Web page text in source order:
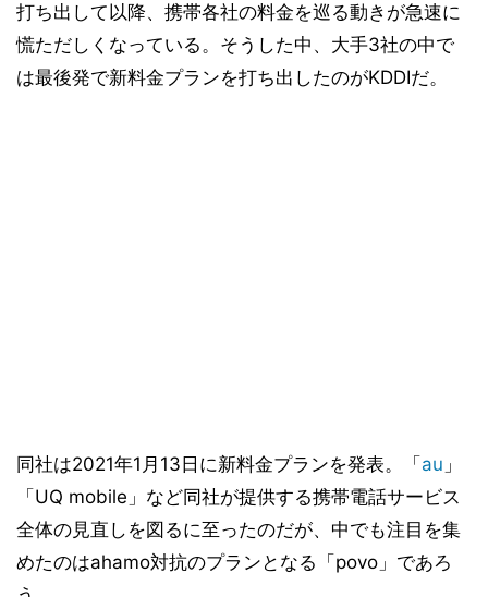
打ち出して以降、携帯各社の料金を巡る動きが急速に
慌ただしくなっている。そうした中、大手3社の中で
は最後発で新料金プランを打ち出したのがKDDIだ。
同社は2021年1月13日に新料金プランを発表。「 au 」
「UQ mobile」など同社が提供する携帯電話サービス
全体の見直しを図るに至ったのだが、中でも注目を集
めたのはahamo対抗のプランとなる「povo」であろ